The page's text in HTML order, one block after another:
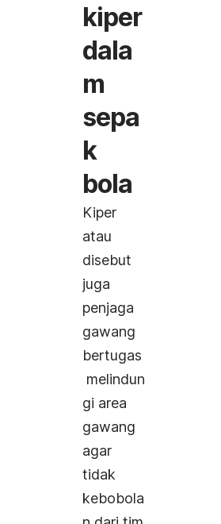
kiper
dala
m
sepa
k
bola
Kiper
atau
disebut
juga
penjaga
gawang
bertugas
melindun
gi area
gawang
agar
tidak
kebobola